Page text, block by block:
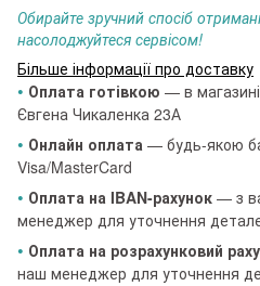
Обирайте зручний спосіб
насолоджуйтеся сервісом!
Більше інформації про доставку
• Оплата готівкою — в
Євгена Чикаленка 23А
• Онлайн оплата — будь-якою
Visa/MasterCard
• Оплата на IBAN-рахунок — з
менеджер для уточнення
• Оплата на розрахунковий
наш менеджер для уточнення